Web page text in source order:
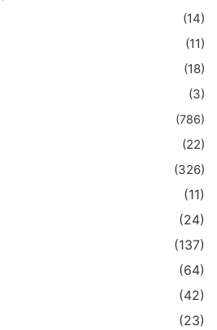
(14)
(11)
(18)
(3)
(786)
(22)
(326)
(11)
(24)
(137)
(64)
(42)
(23)